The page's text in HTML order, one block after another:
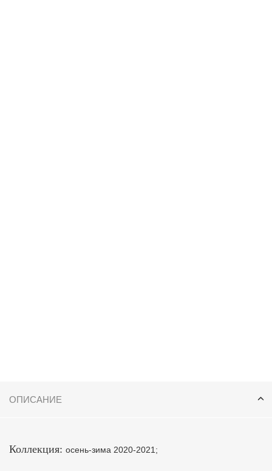
ОПИСАНИЕ
Коллекция: осень-зима 2020-2021;